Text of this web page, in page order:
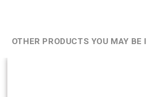
OTHER PRODUCTS YOU MAY BE